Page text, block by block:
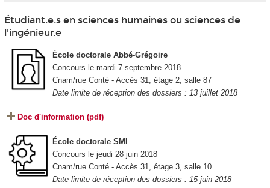
Étudiant.e.s en sciences humaines ou sciences de
l'ingénieur.e
École doctorale Abbé-Grégoire
Concours le mardi 7 septembre 2018
Cnam/rue Conté - Accès 31, étage 2, salle 87
Date limite de réception des dossiers : 13 juillet 2018
Doc d'information (pdf)
École doctorale SMI
Concours le jeudi 28 juin 2018
Cnam/rue Conté - Accès 31, étage 3, salle 10
Date limite de réception des dossiers : 15 juin 2018